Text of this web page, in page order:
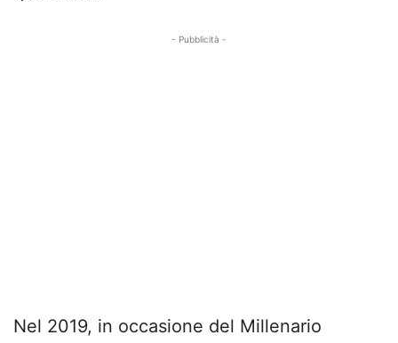
- Pubblicità -
Nel 2019, in occasione del Millenario